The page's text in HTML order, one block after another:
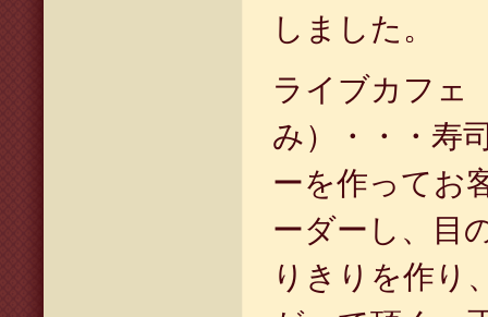
しました。
ライブカフェ
み）・・・寿
ーを作ってお
ーダーし、目
りきりを作り